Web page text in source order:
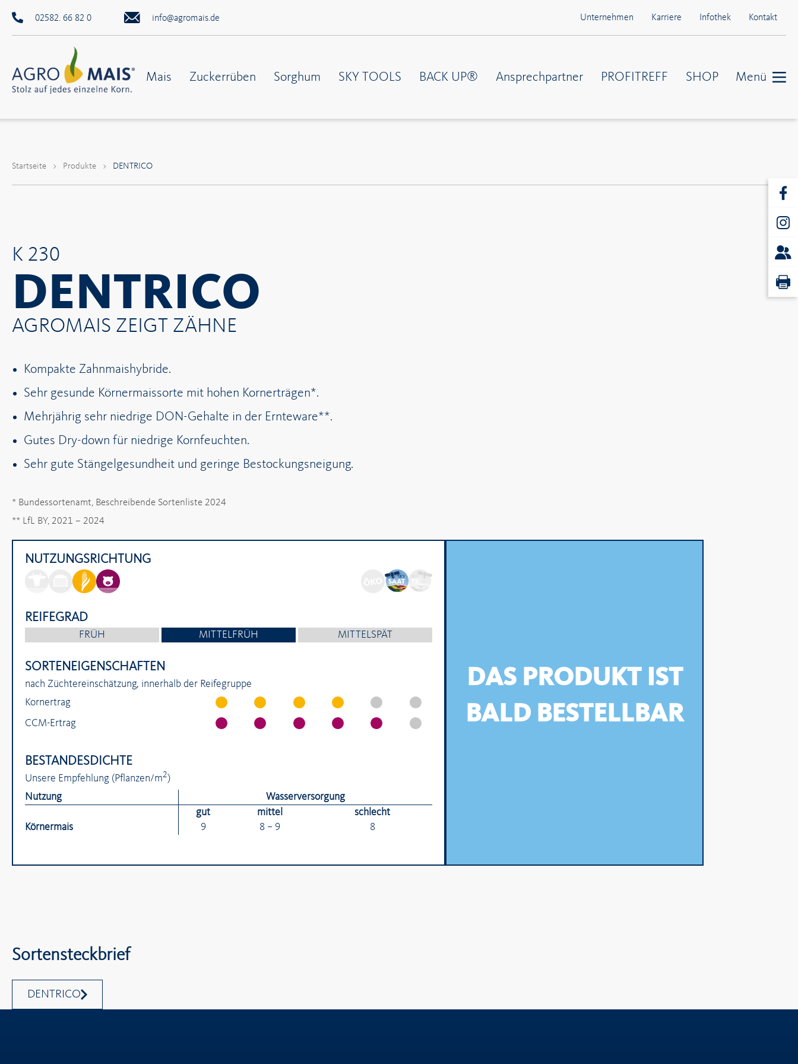
02582. 66 82 0 info@agromais.de Unternehmen Karriere Infothek Kontakt
Mais Zuckerrüben Sorghum SKY TOOLS BACK UP® Ansprechpartner PROFITREFF SHOP Menü
Startseite > Produkte > DENTRICO
K 230
DENTRICO
AGROMAIS ZEIGT ZÄHNE
Kompakte Zahnmaishybride.
Sehr gesunde Körnermaissorte mit hohen Kornerträgen*.
Mehrjährig sehr niedrige DON-Gehalte in der Ernteware**.
Gutes Dry-down für niedrige Kornfeuchten.
Sehr gute Stängelgesundheit und geringe Bestockungsneigung.
* Bundessortenamt, Beschreibende Sortenliste 2024
** LfL BY, 2021 – 2024
NUTZUNGSRICHTUNG
REIFEGRAD
FRÜH MITTELFRÜH MITTELSPÄT
SORTENEIGENSCHAFTEN
nach Züchtereinschätzung, innerhalb der Reifegruppe
Kornertrag
4
von
6
CCM-Ertrag
5
BESTANDESDICHTE
Unsere Empfehlung (Pflanzen/m2)
Nutzung
Wasserversorgung
gut
mittel
schlecht
Körnermais
9 8 – 9 8
DAS PRODUKT IST
BALD BESTELLBAR
Sortensteckbrief
DENTRICO